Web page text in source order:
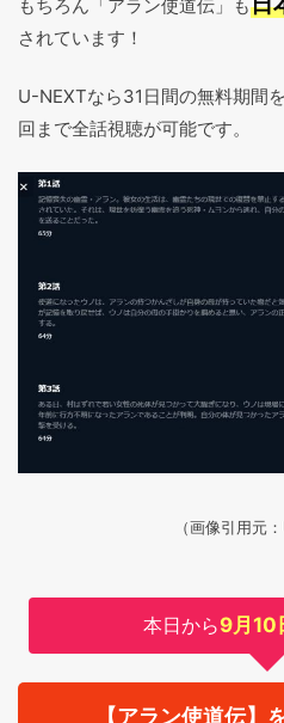
もちろん「アラン使道伝」も
されています！
U-NEXTなら31日間の無料期間
回まで全話視聴が可能です。
（画像引用元
本日から9月10
【アラン使道伝】